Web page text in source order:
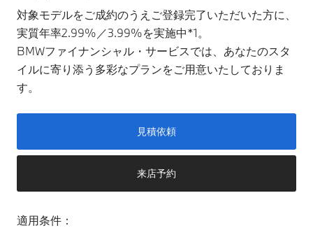
対象モデルをご成約のうえご登録完了いただいた方に、
実質年率2.99%／3.99%を実施中*1。
​BMWファイナンシャル・サービスでは、あなたのスタ
イルに寄り添う多彩なプランをご用意いたしておりま
す。
見積依頼
来店予約
適用条件：​